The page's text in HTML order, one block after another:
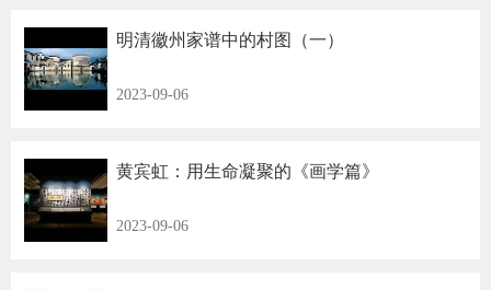
明清徽州家谱中的村图（一）
2023-09-06
黄宾虹：用生命凝聚的《画学篇》
2023-09-06